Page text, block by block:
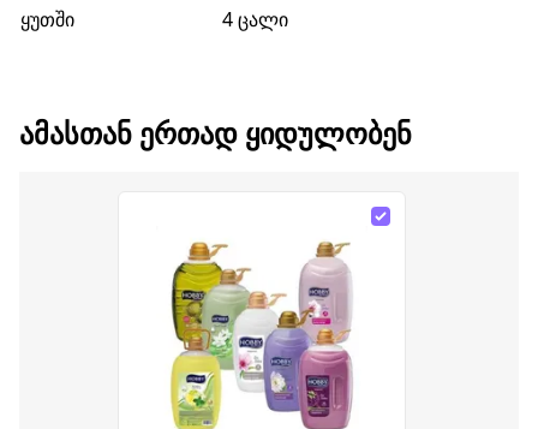
ყუთში
4 ცალი
ᲐᲛᲐᲡᲗᲐᲜ ᲔᲠᲗᲐᲓ ᲧᲘᲓᲣᲚᲝᲑᲔᲜ